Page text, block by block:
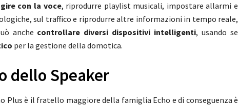
con la voce, riprodurre playlist musicali, impostare allarmi e
sul traffico e riprodurre altre informazioni in tempo reale,
anche controllare diversi dispositivi intelligenti, usando se
per la gestione della domotica.
dello Speaker
Plus è il fratello maggiore della famiglia Echo e di conseguenza è